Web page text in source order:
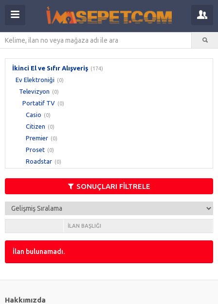
İkinci El ve Sıfır Alışveriş (174)
Ev Elektroniği (0)
Televizyon (0)
Portatif TV (0)
Casio (0)
Citizen (0)
Premier (0)
Proset (0)
Roadstar (0)
Trident
Diğer (0)
SONUÇLARI FİLTRELE
İLAN BAŞLIĞI
İlan bulunamadı.
Hakkımızda